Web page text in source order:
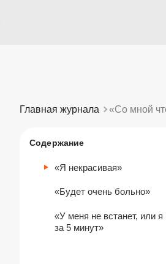
Главная журнала «Со мной
Содержание
«Я некрасивая»
«Будет очень больно»
«У меня не встанет, или я
за 5 минут»